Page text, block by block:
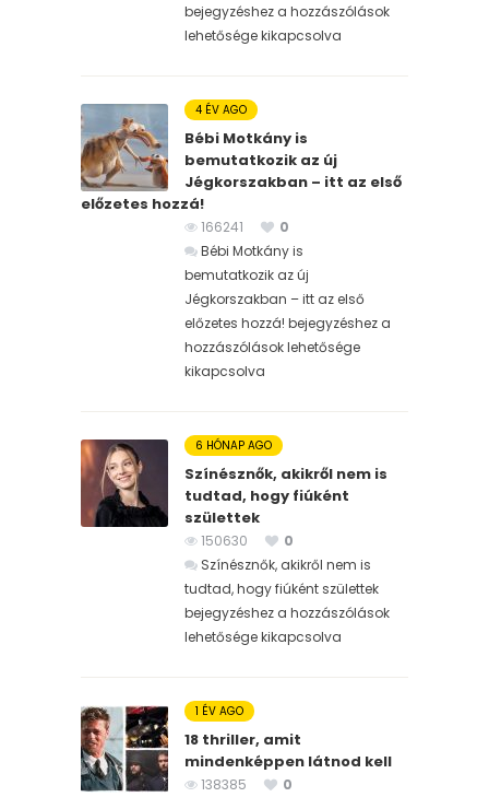
bejegyzéshez a hozzászólások
lehetősége kikapcsolva
4 ÉV AGO
Bébi Motkány is
bemutatkozik az új
Jégkorszakban – itt az első
előzetes hozzá!
166241
0
Bébi Motkány is
bemutatkozik az új
Jégkorszakban – itt az első
előzetes hozzá! bejegyzéshez a
hozzászólások lehetősége
kikapcsolva
6 HÓNAP AGO
Színésznők, akikről nem is
tudtad, hogy fiúként
születtek
150630
0
Színésznők, akikről nem is
tudtad, hogy fiúként születtek
bejegyzéshez a hozzászólások
lehetősége kikapcsolva
1 ÉV AGO
18 thriller, amit
mindenképpen látnod kell
138385 0